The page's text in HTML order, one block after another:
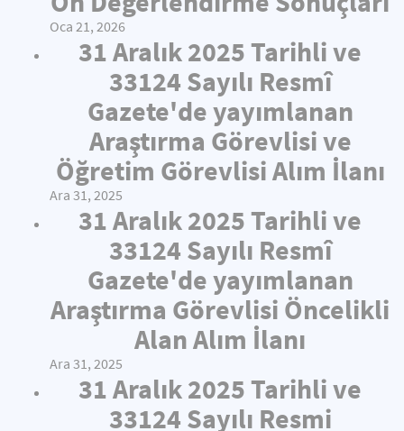
Oca 21, 2026
31 Aralık 2025 Tarihli ve
33124 Sayılı Resmî
Gazete'de yayımlanan
Araştırma Görevlisi ve
Öğretim Görevlisi Alım İlanı
Ara 31, 2025
31 Aralık 2025 Tarihli ve
33124 Sayılı Resmî
Gazete'de yayımlanan
Araştırma Görevlisi Öncelikli
Alan Alım İlanı
Ara 31, 2025
31 Aralık 2025 Tarihli ve
33124 Sayılı Resmi